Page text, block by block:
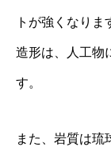
トが強くなり
造形は、人工物
す。
また、岩質は琉